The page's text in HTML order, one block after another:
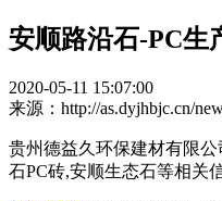
安顺路沿石-PC生
2020-05-11 15:07:00
来源：http://as.dyjhbjc.cn/
贵州德益久环保建材有限
石PC砖,安顺生态石等相关